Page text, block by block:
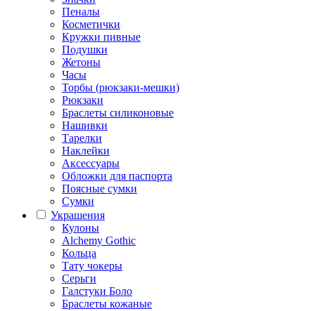
Пеналы
Косметички
Кружки пивные
Подушки
Жетоны
Часы
Торбы (рюкзаки-мешки)
Рюкзаки
Браслеты силиконовые
Нашивки
Тарелки
Наклейки
Аксессуары
Обложки для паспорта
Поясные сумки
Сумки
Украшения
Кулоны
Alchemy Gothic
Кольца
Тату чокеры
Серьги
Галстуки Боло
Браслеты кожаные